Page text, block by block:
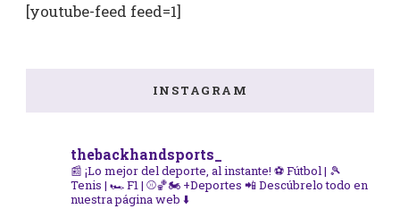
[youtube-feed feed=1]
INSTAGRAM
thebackhandsports_
📰 ¡Lo mejor del deporte, al instante! ⚽ Fútbol | 🎾
Tenis | 🏎️ F1 | ⚾🏀🏍️ +Deportes 📲 Descúbrelo todo en
nuestra página web ⬇️